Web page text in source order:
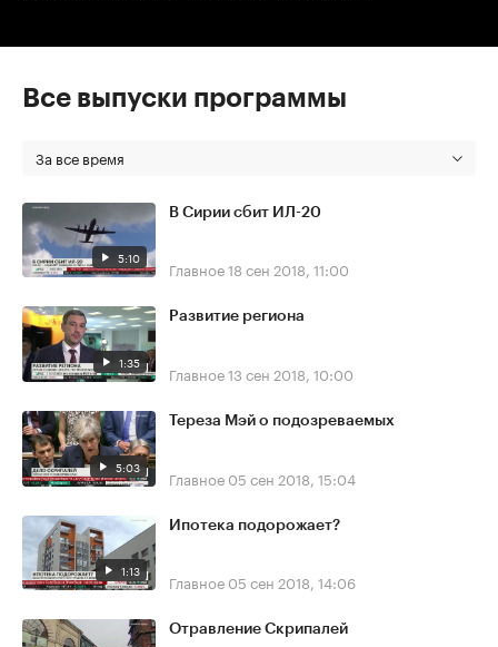
Все выпуски программы
За все время
5:10
В Сирии сбит ИЛ-20
Главное18 сен 2018, 11:00
1:35
Развитие региона
Главное13 сен 2018, 10:00
5:03
Тереза Мэй о подозреваемых
Главное 05 сен 2018, 15:04
1:13
Ипотека подорожает?
Главное 05 сен 2018, 14:06
Отравление Скрипалей